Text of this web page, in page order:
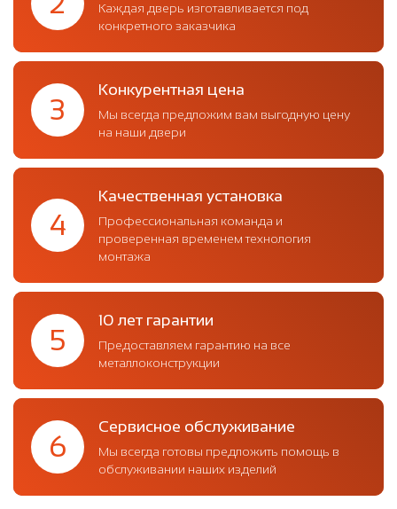
Каждая дверь изготавливается под
конкретного заказчика
3
Конкурентная цена
Мы всегда предложим вам выгодную цену
на наши двери
4
Качественная установка
Профессиональная команда и
проверенная временем технология
монтажа
5
10 лет гарантии
Предоставляем гарантию на все
металлоконструкции
6
Сервисное обслуживание
Мы всегда готовы предложить помощь в
обслуживании наших изделий